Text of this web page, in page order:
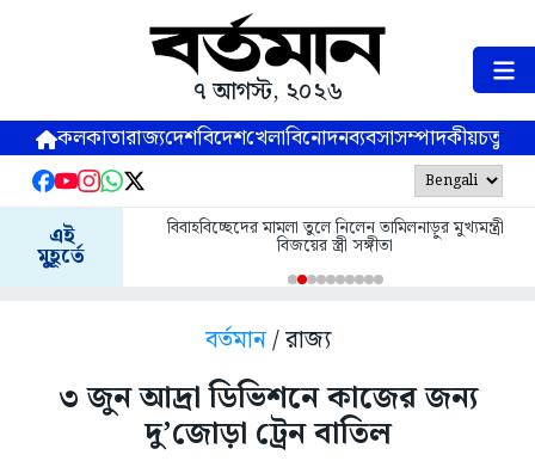
৭ আগস্ট, ২০২৬
কলকাতারাজ্যদেশবিদেশখেলাবিনোদনব্যবসাসম্পাদকীয়
এই
মুহূর্তে
বিবাহবিচ্ছেদের মামলা তুলে নিলেন তামিলনাড়ুর মুখ্যমন্ত্রী
বিজয়ের স্ত্রী সঙ্গীতা
বর্তমান/ রাজ্য
৩ জুন আদ্রা ডিভিশনে কাজের জন্য
দু’জোড়া ট্রেন বাতিল